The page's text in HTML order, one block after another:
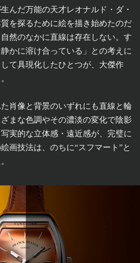
んだ万能の天才レオナルド・ダ・
を探るために絵を描き始めたのだ
然のなかに直線は存在しない。す
かに溶け合っている」との考えに
て具現化したひとつが、大傑作
肖像と背景のいずれにも直線と輪
まな色調やその濃淡の変化で陰影
実的な立体感・遠近感が、完璧に
画技法は、のちに“スフマート”と